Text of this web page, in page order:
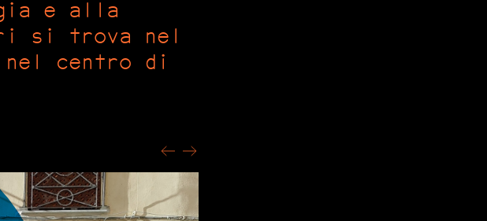
e alla
si trova nel
centro di